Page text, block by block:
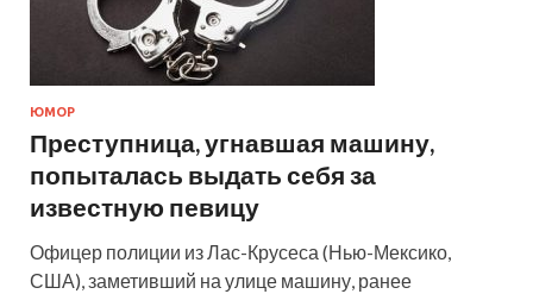
ЮМОР
Преступница, угнавшая машину,
попыталась выдать себя за
известную певицу
Офицер полиции из Лас-Крусеса (Нью-Мексико,
США), заметивший на улице машину, ранее